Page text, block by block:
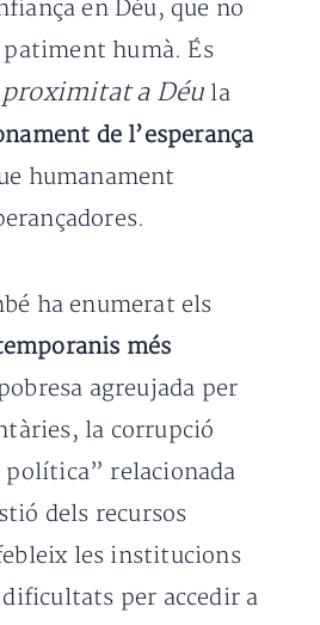
en Déu, que no
humà. És
proximitat a Déu la
de l’esperança
humanament
ha enumerat els
més
agreujada per
la corrupció
relacionada
dels recursos
les institucions
per accedir a